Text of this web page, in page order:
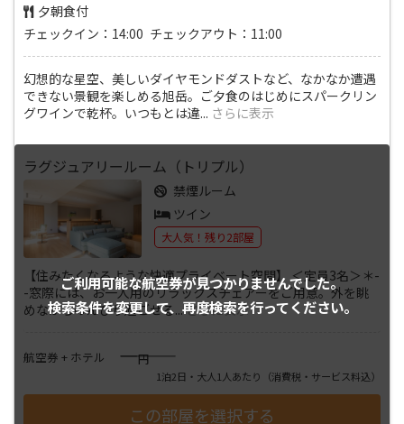
夕朝食付
チェックイン：14:00 チェックアウト：11:00
幻想的な星空、美しいダイヤモンドダストなど、なかなか遭遇
できない景観を楽しめる旭岳。ご夕食のはじめにスパークリン
グワインで乾杯。いつもとは違... さらに表示
ご利用可能な航空券が見つかりませんでした。
検索条件を変更して、 再度検索を行ってください。
ラグジュアリールーム（トリプル）
禁煙ルーム
ツイン
大人気！残り2部屋
【住みたくなるような快適プライベート空間】 ＜定員3名＞＊-
-窓際には、お一人用のリラックスチェアーをご用意。外を眺
めながらのんびり過ごせる...さらに表示
航空券 + ホテル ――――円
1泊2日・大人1人あたり （消費税・サービス料込）